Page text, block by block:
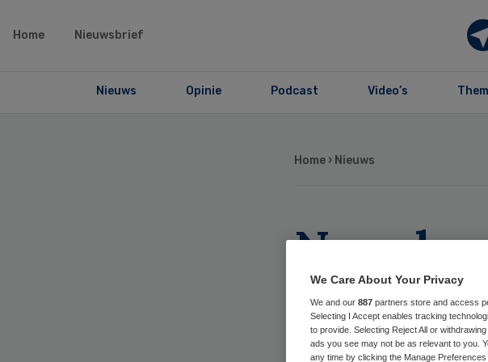
Home Nieuwsbrief
Nieuws Opinie Podcast Video’s
Home › Nieuws
We Care About Your Privacy
We and our 887 partners store and access
Selecting I Accept enables tracking
to provide. Selecting Reject All or
ads you see may not be as relevant to you.
any time by clicking the Manage